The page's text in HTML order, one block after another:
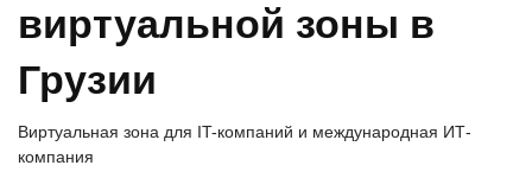
виртуальной зоны в
Грузии
Виртуальная зона для IT-компаний и международная ИТ-
компания